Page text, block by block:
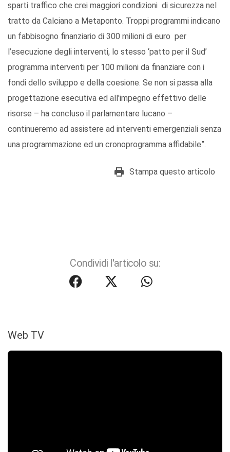
sparti traffico che crei maggiori condizioni di sicurezza nel
tratto da Calciano a Metaponto. Troppi programmi indicano
un fabbisogno finanziario di 300 milioni di euro per
l’esecuzione degli interventi, lo stesso ‘patto per il Sud’
programma interventi per 100 milioni da finanziare con i
fondi dello sviluppo e della coesione. Se non si passa alla
progettazione esecutiva ed all'impegno effettivo delle
risorse – ha concluso il parlamentare lucano –
continueremo ad assistere ad interventi emergenziali senza
una programmazione ed un cronoprogramma affidabile”.
Stampa questo articolo
Condividi l'articolo su:
Web TV